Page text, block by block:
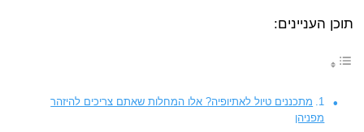
תוכן העניינים:
מתכננים טיול לאתיופיה? אלו המחלות שאתם צריכים להיזהר
מפניהן